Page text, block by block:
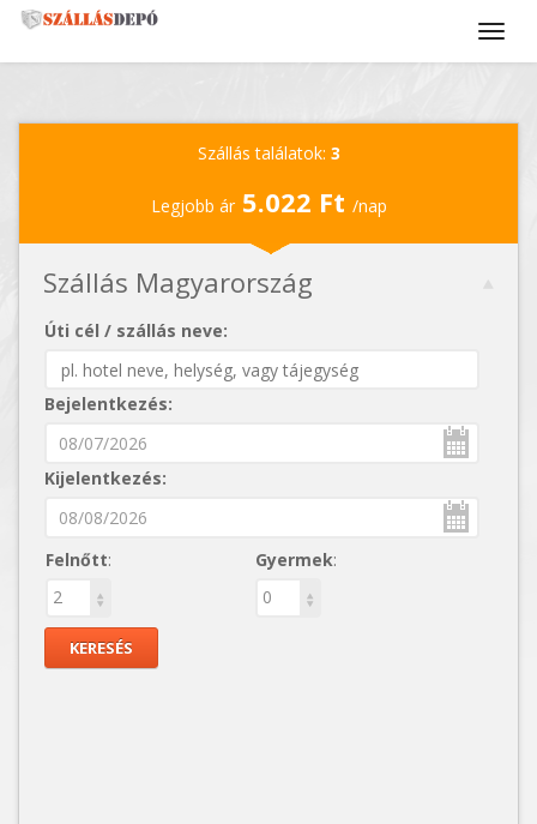
Szállás találatok: 3
Legjobb ár 5.022 Ft /nap
Szállás Magyarország
Úti cél / szállás neve:
Bejelentkezés:
Kijelentkezés:
Felnőtt: Gyermek: